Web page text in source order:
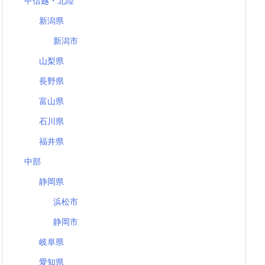
新潟県
新潟市
山梨県
長野県
富山県
石川県
福井県
中部
静岡県
浜松市
静岡市
岐阜県
愛知県